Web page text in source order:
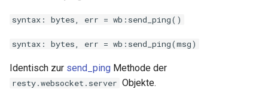
syntax: bytes, err = wb:send_ping()
syntax: bytes, err = wb:send_ping(msg)
Identisch zur send_ping Methode der
resty.websocket.server Objekte.